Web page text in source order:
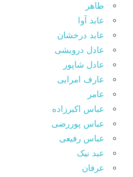
طاهر
عابد آوا
عابد درخشان
عادل درویشی
عادل شاپور
عارف امرایی
عامر
عباس اکبرزاده
عباس پوررضی
عباس رفیعی
عبد نیک
عرفان